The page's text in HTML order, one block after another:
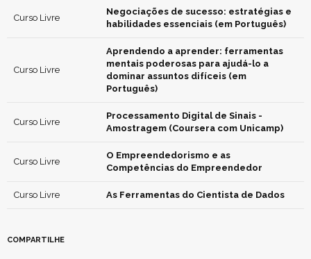
Curso Livre
Negociações de sucesso: estratégias e
habilidades essenciais (em Português)
Curso Livre
Aprendendo a aprender: ferramentas
mentais poderosas para ajudá-lo a
dominar assuntos difíceis (em
Português)
Curso Livre
Processamento Digital de Sinais -
Amostragem (Coursera com Unicamp)
Curso Livre
O Empreendedorismo e as
Competências do Empreendedor
Curso Livre As Ferramentas do Cientista de Dados
COMPARTILHE